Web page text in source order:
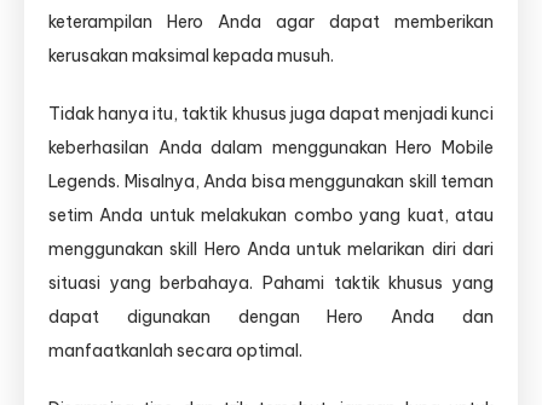
keterampilan Hero Anda agar dapat memberikan
kerusakan maksimal kepada musuh.
Tidak hanya itu, taktik khusus juga dapat menjadi kunci
keberhasilan Anda dalam menggunakan Hero Mobile
Legends. Misalnya, Anda bisa menggunakan skill teman
setim Anda untuk melakukan combo yang kuat, atau
menggunakan skill Hero Anda untuk melarikan diri dari
situasi yang berbahaya. Pahami taktik khusus yang
dapat digunakan dengan Hero Anda dan
manfaatkanlah secara optimal.